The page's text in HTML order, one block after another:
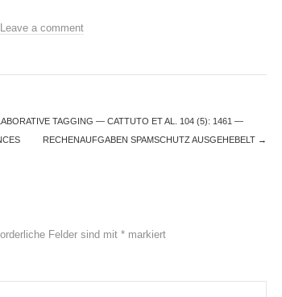
Leave a comment
TAGGING — CATTUTO ET AL. 104 (5): 1461 —
RECHENAUFGABEN SPAMSCHUTZ AUSGEHEBELT →
Felder sind mit * markiert